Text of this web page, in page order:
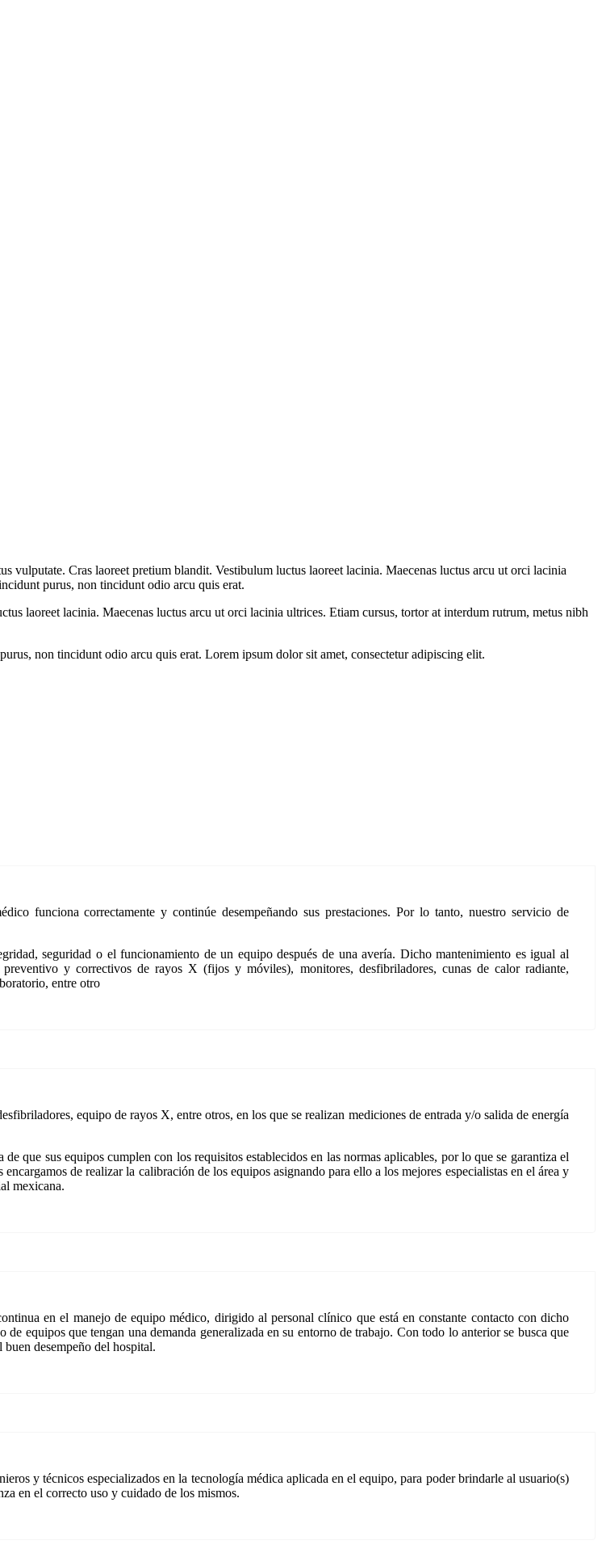
Cras laoreet pretium blandit. Vestibulum luctus laoreet lacinia. Maecenas luctus arcu ut orci lacinia
purus, non tincidunt odio arcu quis erat.
laoreet lacinia. Maecenas luctus arcu ut orci lacinia ultrices. Etiam cursus, tortor at interdum rutrum, metus nibh
non tincidunt odio arcu quis erat. Lorem ipsum dolor sit amet, consectetur adipiscing elit.
funciona correctamente y continúe desempeñando sus prestaciones. Por lo tanto, nuestro servicio de
seguridad o el funcionamiento de un equipo después de una avería. Dicho mantenimiento es igual al
y correctivos de rayos X (fijos y móviles), monitores, desfibriladores, cunas de calor radiante,
entre otro
equipo de rayos X, entre otros, en los que se realizan mediciones de entrada y/o salida de energía
que sus equipos cumplen con los requisitos establecidos en las normas aplicables, por lo que se garantiza el
de realizar la calibración de los equipos asignando para ello a los mejores especialistas en el área y
mexicana.
en el manejo de equipo médico, dirigido al personal clínico que está en constante contacto con dicho
equipos que tengan una demanda generalizada en su entorno de trabajo. Con todo lo anterior se busca que
desempeño del hospital.
y técnicos especializados en la tecnología médica aplicada en el equipo, para poder brindarle al usuario(s)
en el correcto uso y cuidado de los mismos.